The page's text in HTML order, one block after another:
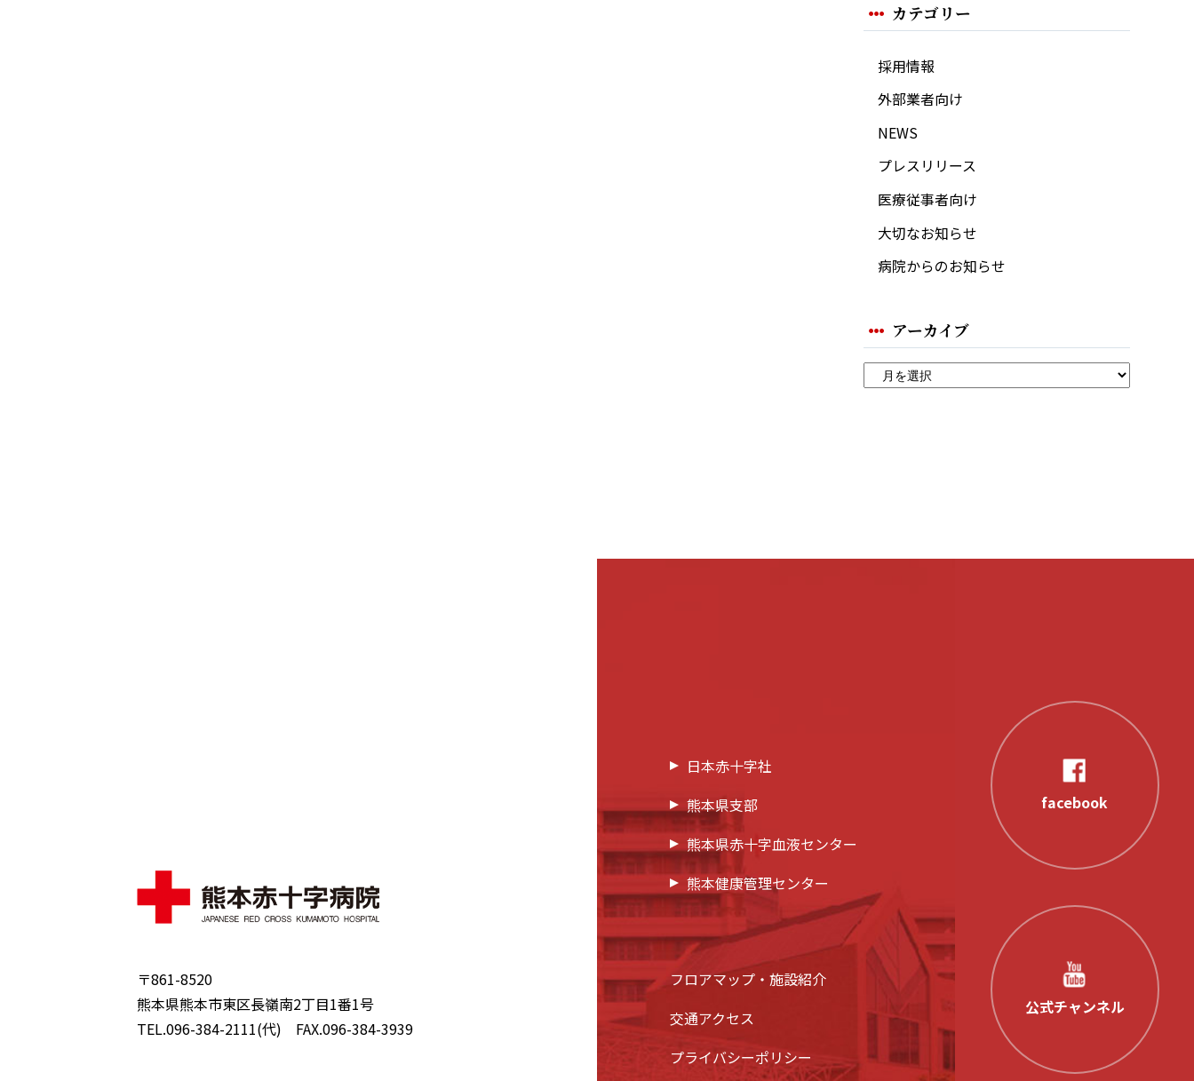
カテゴリー
採用情報
外部業者向け
NEWS
プレスリリース
医療従事者向け
大切なお知らせ
病院からのお知らせ
アーカイブ
〒861-8520
熊本県熊本市東区長嶺南2丁目1番1号
TEL.096-384-2111(代) FAX.096-384-3939
日本赤十字社
熊本県支部
熊本県赤十字血液センター
熊本健康管理センター
フロアマップ・施設紹介
交通アクセス
プライバシーポリシー
facebook
公式チャンネル